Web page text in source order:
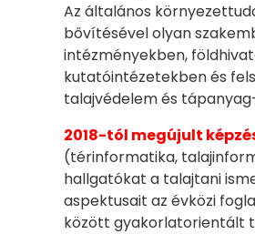
Az általános
bővítésével olyan
intézményekben,
kutatóintézetekben és
talajvédelem és
2018-tól megújult
(térinformatika,
hallgatókat a talajtani
aspektusait az évközi
között gyakorlatorientált